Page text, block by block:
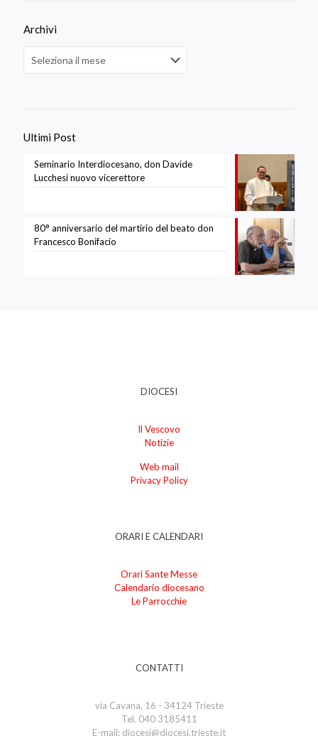
Archivi
Ultimi Post
Seminario Interdiocesano, don Davide
Lucchesi nuovo vicerettore
80° anniversario del martirio del beato don
Francesco Bonifacio
DIOCESI
Il Vescovo
Notizie
Web mail
Privacy Policy
ORARI E CALENDARI
Orari Sante Messe
Calendario diocesano
Le Parrocchie
CONTATTI
via Cavana, 16 - 34124 Trieste
Tel. 040 3185411
E-mail: diocesi@diocesi.trieste.it